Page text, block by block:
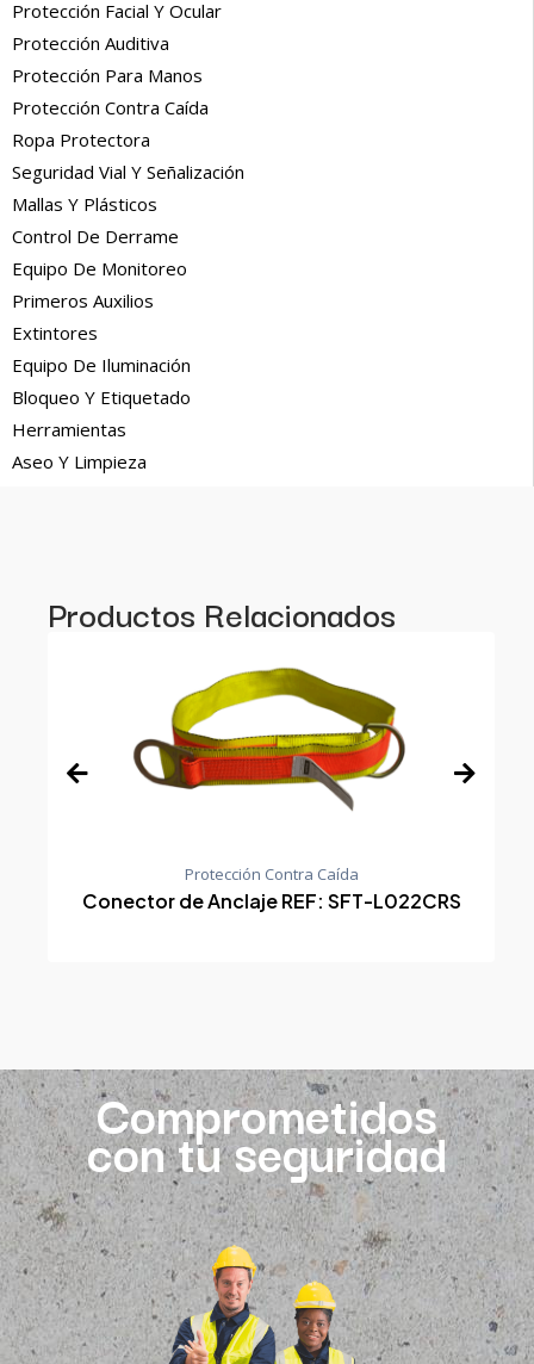
Protección Facial Y Ocular
Protección Auditiva
Protección Para Manos
Protección Contra Caída
Ropa Protectora
Seguridad Vial Y Señalización
Mallas Y Plásticos
Control De Derrame
Equipo De Monitoreo
Primeros Auxilios
Extintores
Equipo De Iluminación
Bloqueo Y Etiquetado
Herramientas
Aseo Y Limpieza
Productos Relacionados
Protección Contra Caída
Conector de Anclaje REF: SFT-L022CRS
Comprometidos
con tu seguridad